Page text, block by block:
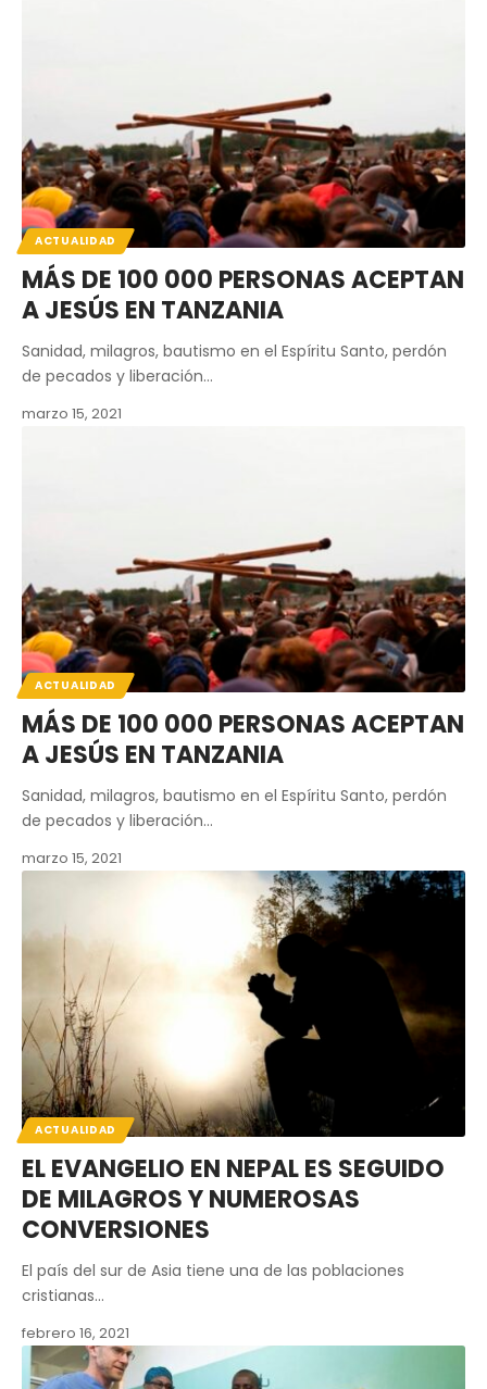
ACTUALIDAD
MÁS DE 100 000 PERSONAS ACEPTAN
A JESÚS EN TANZANIA
Sanidad, milagros, bautismo en el Espíritu Santo, perdón
de pecados y liberación…
marzo 15, 2021
ACTUALIDAD
MÁS DE 100 000 PERSONAS ACEPTAN
A JESÚS EN TANZANIA
Sanidad, milagros, bautismo en el Espíritu Santo, perdón
de pecados y liberación…
marzo 15, 2021
ACTUALIDAD
EL EVANGELIO EN NEPAL ES SEGUIDO
DE MILAGROS Y NUMEROSAS
CONVERSIONES
El país del sur de Asia tiene una de las poblaciones
cristianas…
febrero 16, 2021